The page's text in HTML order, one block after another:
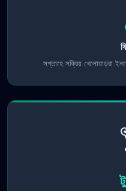
সপ্তাহে সক্রিয় খেলোয়াড়রা